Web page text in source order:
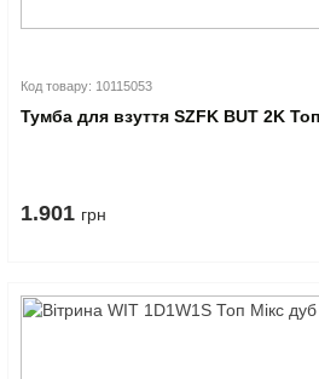
Код товару: 10115053
Тумба для взуття SZFK BUT 2K
1.901 грн